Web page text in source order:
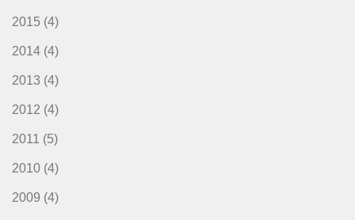
2015 (4)
2014 (4)
2013 (4)
2012 (4)
2011 (5)
2010 (4)
2009 (4)